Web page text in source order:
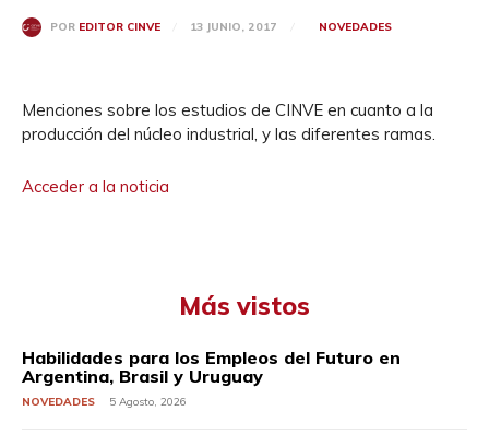
POR EDITOR CINVE 13 JUNIO, 2017 NOVEDADES
Menciones sobre los estudios de CINVE en cuanto a la
producción del núcleo industrial, y las diferentes ramas.
Acceder a la noticia
Más vistos
Habilidades para los Empleos del Futuro en
Argentina, Brasil y Uruguay
NOVEDADES 5 Agosto, 2026